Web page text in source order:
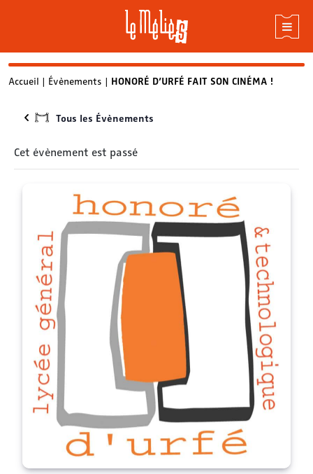
Skip
content
Accueil | Évènements | HONORÉ D’URFÉ FAIT SON CINÉMA !
Tous les Évènements
Cet évènement est passé